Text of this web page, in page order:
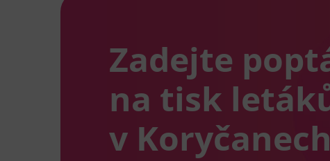
Zadejte
na tisk
v Koryčanech